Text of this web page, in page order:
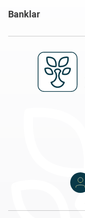
Banklar